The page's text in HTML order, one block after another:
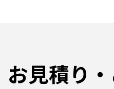
お見積り